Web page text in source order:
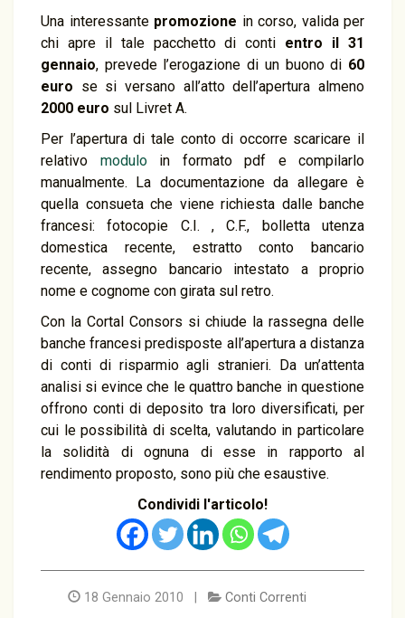
Una interessante promozione in corso, valida per
chi apre il tale pacchetto di conti entro il 31
gennaio, prevede l’erogazione di un buono di 60
euro se si versano all’atto dell’apertura almeno
2000 euro sul Livret A.
Per l’apertura di tale conto di occorre scaricare il
relativo moduloin formato pdf e compilarlo
manualmente. La documentazione da allegare è
quella consueta che viene richiesta dalle banche
francesi: fotocopie C.I. , C.F., bolletta utenza
domestica recente, estratto conto bancario
recente, assegno bancario intestato a proprio
nome e cognome con girata sul retro.
Con la Cortal Consors si chiude la rassegna delle
banche francesi predisposte all’apertura a distanza
di conti di risparmio agli stranieri. Da un’attenta
analisi si evince che le quattro banche in questione
offrono conti di deposito tra loro diversificati, per
cui le possibilità di scelta, valutando in particolare
la solidità di ognuna di esse in rapporto al
rendimento proposto, sono più che esaustive.
Condividi l'articolo!
18 Gennaio 2010 | Conti Correnti